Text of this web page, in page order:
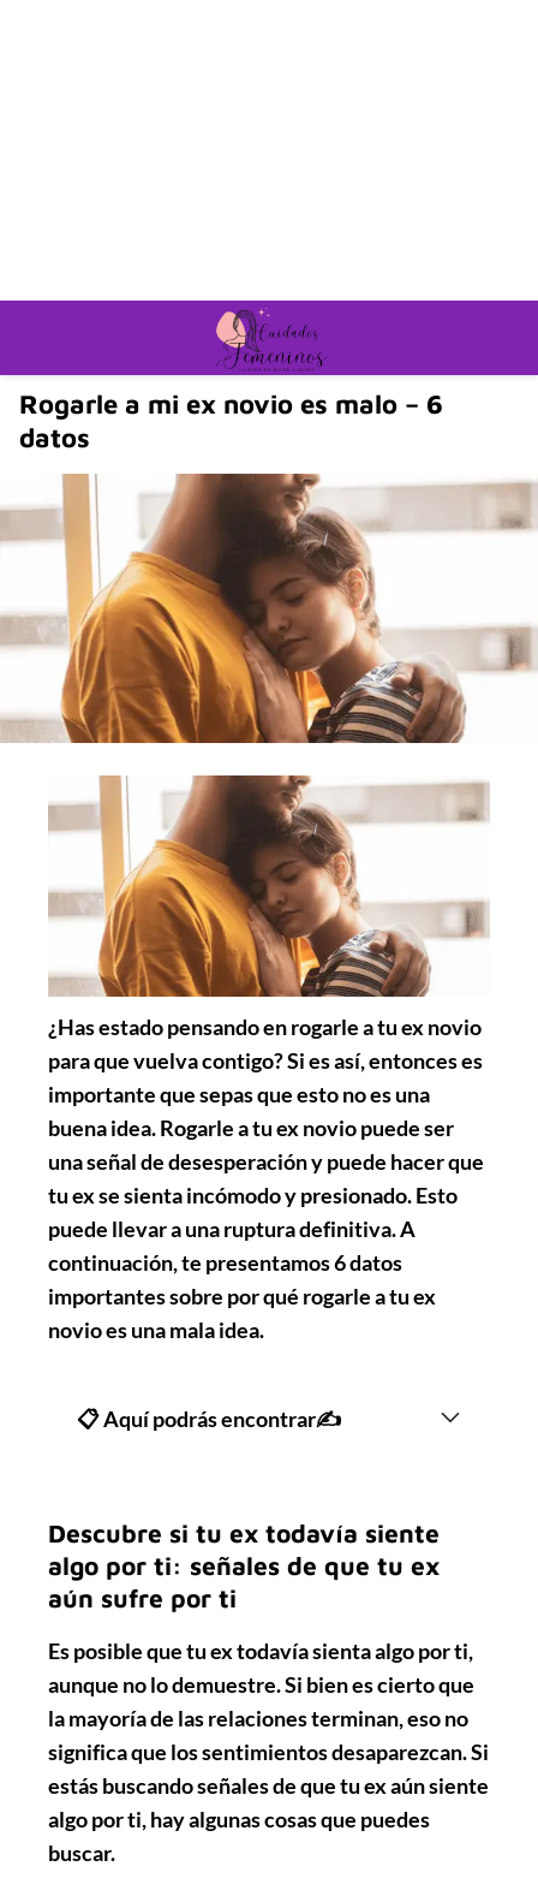
Rogarle a mi ex novio es malo – 6
datos
¿Has estado pensando en rogarle a tu ex novio
para que vuelva contigo? Si es así, entonces es
importante que sepas que esto no es una
buena idea. Rogarle a tu ex novio puede ser
una señal de desesperación y puede hacer que
tu ex se sienta incómodo y presionado. Esto
puede llevar a una ruptura definitiva. A
continuación, te presentamos 6 datos
importantes sobre por qué rogarle a tu ex
novio es una mala idea.
📋 Aquí podrás encontrar✍
Descubre si tu ex todavía siente
algo por ti: señales de que tu ex
aún sufre por ti
Es posible que tu ex todavía sienta algo por ti,
aunque no lo demuestre. Si bien es cierto que
la mayoría de las relaciones terminan, eso no
significa que los sentimientos desaparezcan. Si
estás buscando señales de que tu ex aún siente
algo por ti, hay algunas cosas que puedes
buscar.